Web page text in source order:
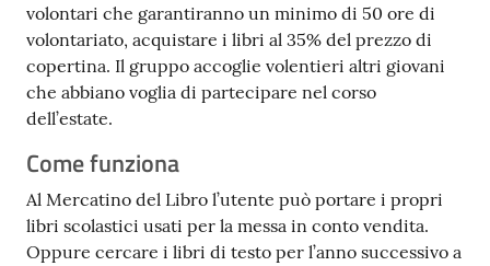
volontari che garantiranno un minimo di 50 ore di
volontariato, acquistare i libri al 35% del prezzo di
copertina. Il gruppo accoglie volentieri altri giovani
che abbiano voglia di partecipare nel corso
dell’estate.
Come funziona
Al Mercatino del Libro l’utente può portare i propri
libri scolastici usati per la messa in conto vendita.
Oppure cercare i libri di testo per l’anno successivo a